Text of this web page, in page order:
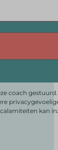
coach
kan